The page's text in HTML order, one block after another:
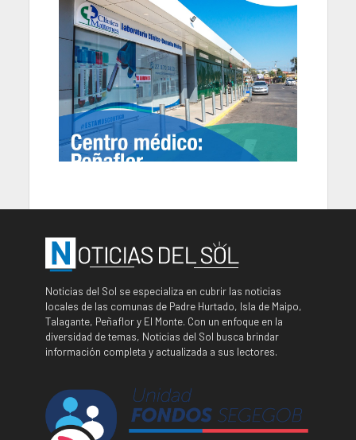
Noticias del Sol se especializa en cubrir las noticias
locales de las comunas de Padre Hurtado, Isla de Maipo,
Talagante, Peñaflor y El Monte. Con un enfoque en la
diversidad de temas, Noticias del Sol busca brindar
información completa y actualizada a sus lectores.